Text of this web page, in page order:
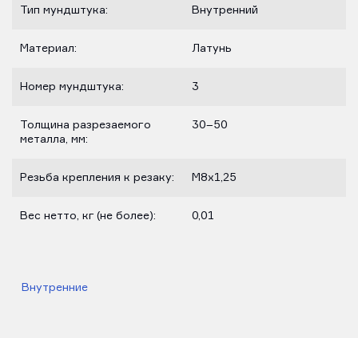
Тип мундштука: Внутренний
Материал: Латунь
Номер мундштука: 3
Толщина разрезаемого
металла, мм:
30–50
Резьба крепления к резаку: М8х1,25
Вес нетто, кг (не более): 0,01
Внутренние